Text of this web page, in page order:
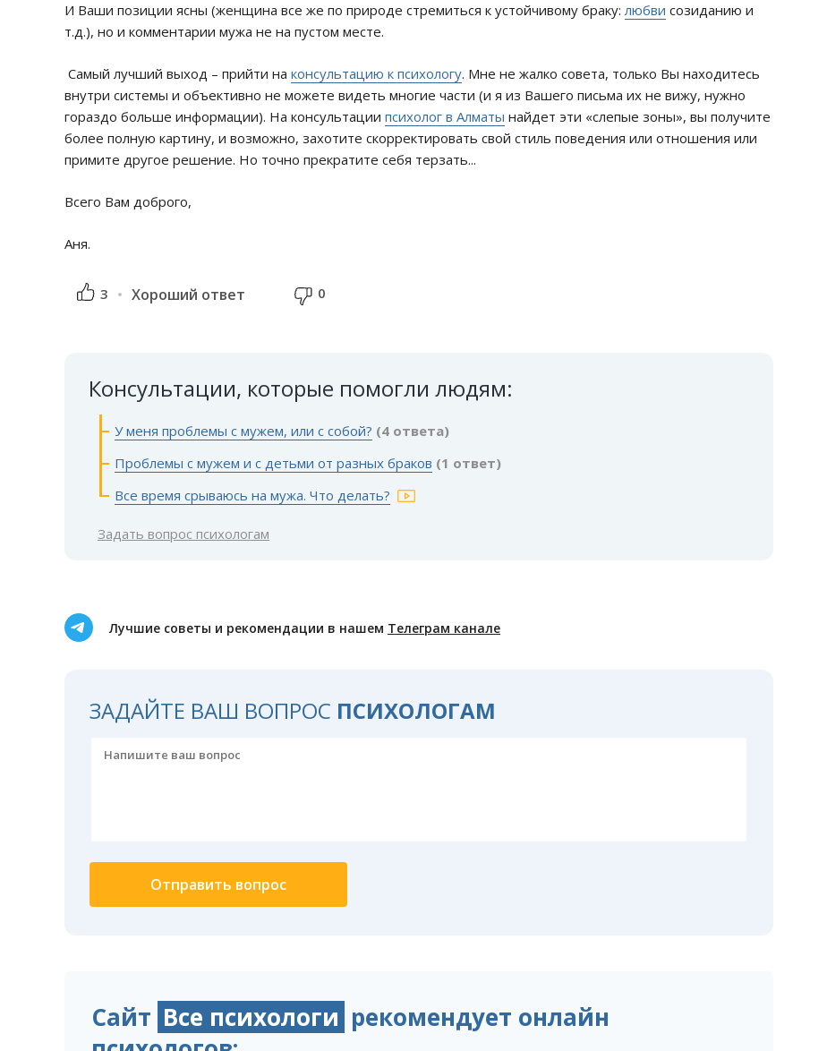
И Ваши позиции ясны (женщина все же по природе стремиться к устойчивому браку:любви созиданию и
т.д.), но и комментарии мужа не на пустом месте.
Самый лучший выход – прийти на консультацию к психологу. Мне не жалко совета, только Вы находитесь
внутри системы и объективно не можете видеть многие части (и я из Вашего письма их не вижу, нужно
гораздо больше информации). На консультации психолог в Алматы найдет эти «слепые зоны», вы получите
более полную картину, и возможно, захотите скорректировать свой стиль поведения или отношения или
примите другое решение. Но точно прекратите себя терзать...
Всего Вам доброго,
Аня.
3 Хороший ответ 0
Консультации, которые помогли людям:
У меня проблемы с мужем, или с собой? (4 ответа)
Проблемы с мужем и с детьми от разных браков (1 ответ)
Все время срываюсь на мужа. Что делать?
Задать вопрос психологам
Лучшие советы и рекомендации в нашем Телеграм канале
ЗАДАЙТЕ ВАШ ВОПРОС ПСИХОЛОГАМ
Сайт Все психологи рекомендует онлайн